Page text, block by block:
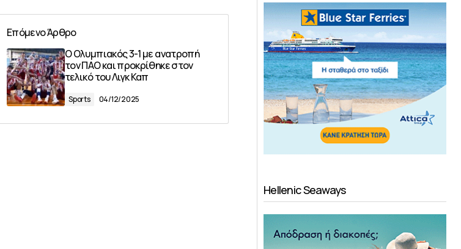
Επόμενο Άρθρο
Ο Ολυμπιακός 3-1 με ανατροπή
τον ΠΑΟ και προκρίθηκε στον
τελικό του Λιγκ Καπ
Sports 04/12/2025
Hellenic Seaways